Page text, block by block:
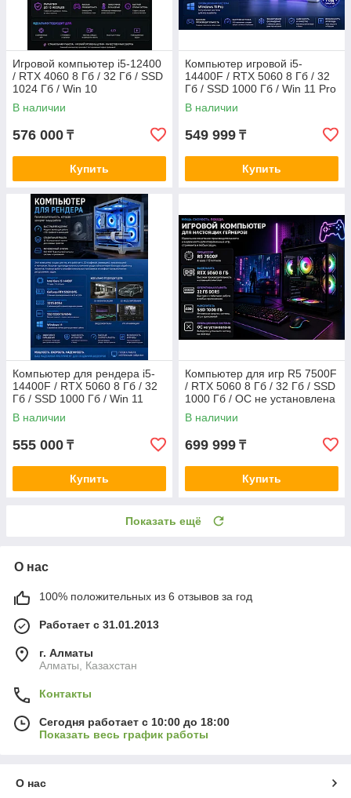
Игровой компьютер i5-12400
/ RTX 4060 8 Гб / 32 Гб / SSD
1024 Гб / Win 10
В наличии
576 000 ₸
Купить
Компьютер игровой i5-
14400F / RTX 5060 8 Гб / 32
Гб / SSD 1000 Гб / Win 11 Pro
В наличии
549 999 ₸
Купить
Компьютер для рендера i5-
14400F / RTX 5060 8 Гб / 32
Гб / SSD 1000 Гб / Win 11
В наличии
555 000 ₸
Купить
Компьютер для игр R5 7500F
/ RTX 5060 8 Гб / 32 Гб / SSD
1000 Гб / ОС не установлена
В наличии
699 999 ₸
Купить
Показать ещё
О нас
100% положительных из 6 отзывов за год
Работает с 31.01.2013
г. Алматы
Алматы, Казахстан
Контакты
Сегодня работает с 10:00 до 18:00
Показать весь график работы
О нас